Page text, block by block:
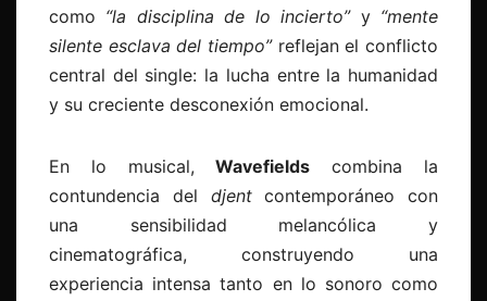
como “la disciplina de lo incierto”y “mente
silente esclava del tiempo”reflejan el conflicto
central del single: la lucha entre la humanidad
y su creciente desconexión emocional.
En lo musical,Wavefields combina la
contundencia del djentcontemporáneo con
una sensibilidad melancólica y
cinematográfica, construyendo una
experiencia intensa tanto en lo sonoro como